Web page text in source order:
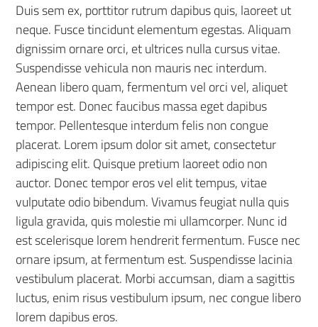
Duis sem ex, porttitor rutrum dapibus quis, laoreet ut
neque. Fusce tincidunt elementum egestas. Aliquam
dignissim ornare orci, et ultrices nulla cursus vitae.
Suspendisse vehicula non mauris nec interdum.
Aenean libero quam, fermentum vel orci vel, aliquet
tempor est. Donec faucibus massa eget dapibus
tempor. Pellentesque interdum felis non congue
placerat. Lorem ipsum dolor sit amet, consectetur
adipiscing elit. Quisque pretium laoreet odio non
auctor. Donec tempor eros vel elit tempus, vitae
vulputate odio bibendum. Vivamus feugiat nulla quis
ligula gravida, quis molestie mi ullamcorper. Nunc id
est scelerisque lorem hendrerit fermentum. Fusce nec
ornare ipsum, at fermentum est. Suspendisse lacinia
vestibulum placerat. Morbi accumsan, diam a sagittis
luctus, enim risus vestibulum ipsum, nec congue libero
lorem dapibus eros.